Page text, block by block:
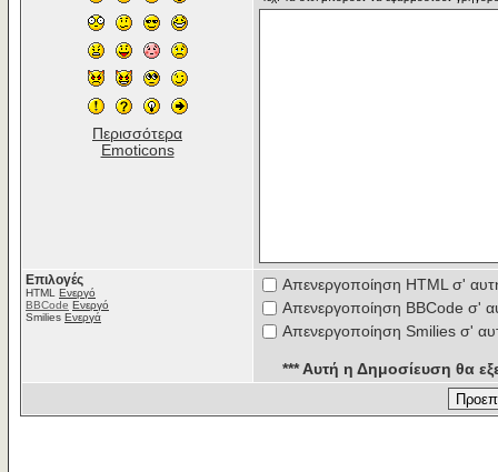
Περισσότερα
Emoticons
Επιλογές
HTML Ενεργό
BBCode Ενεργό
Smilies Ενεργά
Απενεργοποίηση HTML σ'
Απενεργοποίηση BBCode σ'
Απενεργοποίηση Smilies σ'
*** Αυτή η Δημοσίευση θα